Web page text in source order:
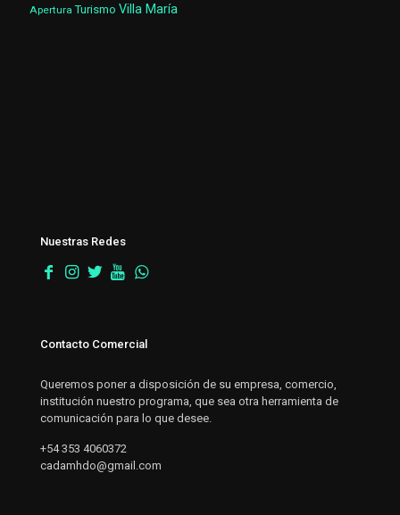
Apertura Turismo Villa María
Nuestras Redes
Contacto Comercial
Queremos poner a disposición de su empresa, comercio,
institución nuestro programa, que sea otra herramienta de
comunicación para lo que desee.
+54 353 4060372
cadamhdo@gmail.com